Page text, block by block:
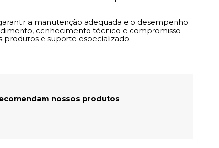
a manutenção adequada e o desempenho
conhecimento técnico e compromisso
produtos e suporte especializado.
nossos produtos